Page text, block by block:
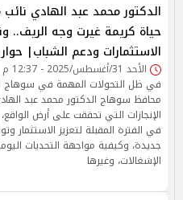
الدكتور محمد عبد الهادي
حياة كريمة غيرت وجه
الاستثمارات ودعم الشباب|
الأحد 31/أغسطس/2025 - 12:37 م
في ظل التحولات المهمة في سوهاج
محافظ سوهاج الدكتور محمد عبد
الإنجازات التي تحققت على أرض
في الفترة المقبلة لتعزيز الاستثمار
جديدة، وكيفية مواجهة التحديات
الإشغالات، وغيرها